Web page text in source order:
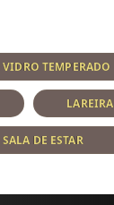
TEMPERADO
LAREIRA
SALA DE ESTAR